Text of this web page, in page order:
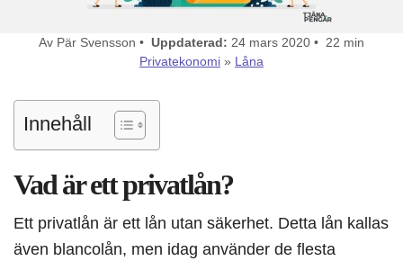
Av Pär Svensson • Uppdaterad: 24 mars 2020 • 22 min
Privatekonomi » Låna
Innehåll
Vad är ett privatlån?
Ett privatlån är ett lån utan säkerhet. Detta lån kallas
även blancolån, men idag använder de flesta